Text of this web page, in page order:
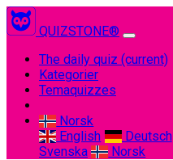
QUIZSTONE®
The daily quiz (current)
Kategorier
Temaquizzes
Norsk
English
Deutsch
Svenska
Norsk